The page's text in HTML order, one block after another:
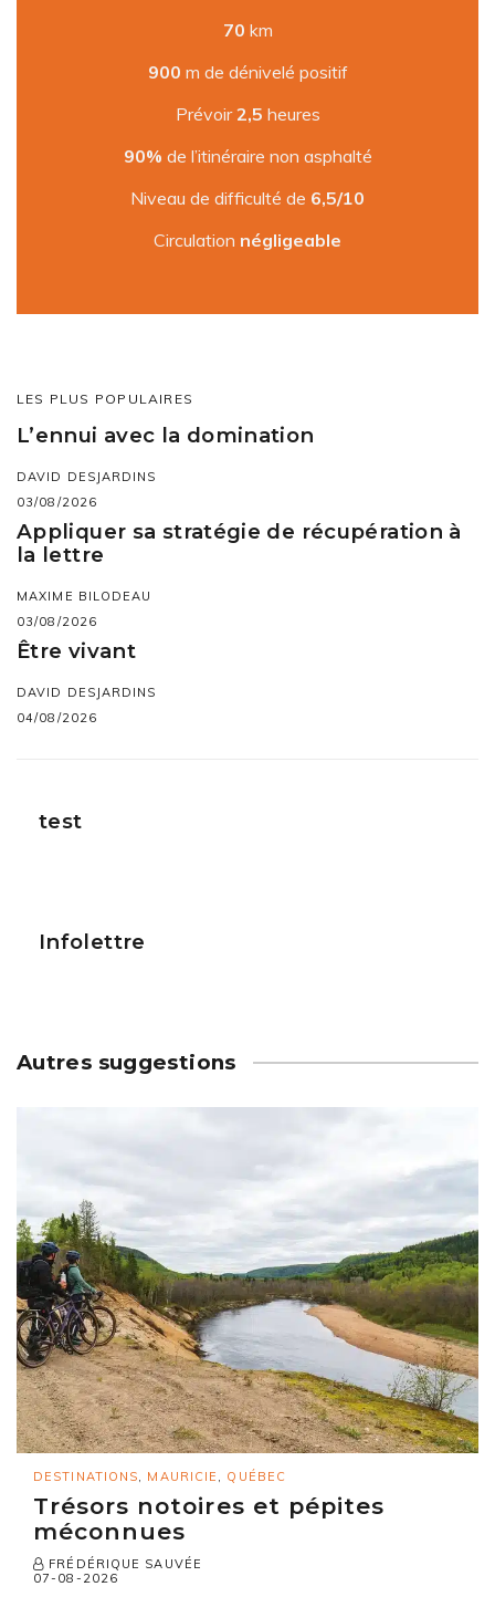
70 km
900 m de dénivelé positif
Prévoir2,5 heures
90% de l’itinéraire non asphalté
Niveau de difficulté de 6,5/10
Circulation négligeable
LES PLUS POPULAIRES
L’ennui avec la domination
DAVID DESJARDINS
03/08/2026
Appliquer sa stratégie de récupération à
la lettre
MAXIME BILODEAU
03/08/2026
Être vivant
DAVID DESJARDINS
04/08/2026
test
Infolettre
Autres suggestions
DESTINATIONS, MAURICIE , QUÉBEC
Trésors notoires et pépites
méconnues
FRÉDÉRIQUE SAUVÉE
07-08-2026